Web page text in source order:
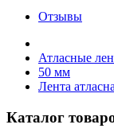
Отзывы
Атласные
50 мм
Лента
Каталог